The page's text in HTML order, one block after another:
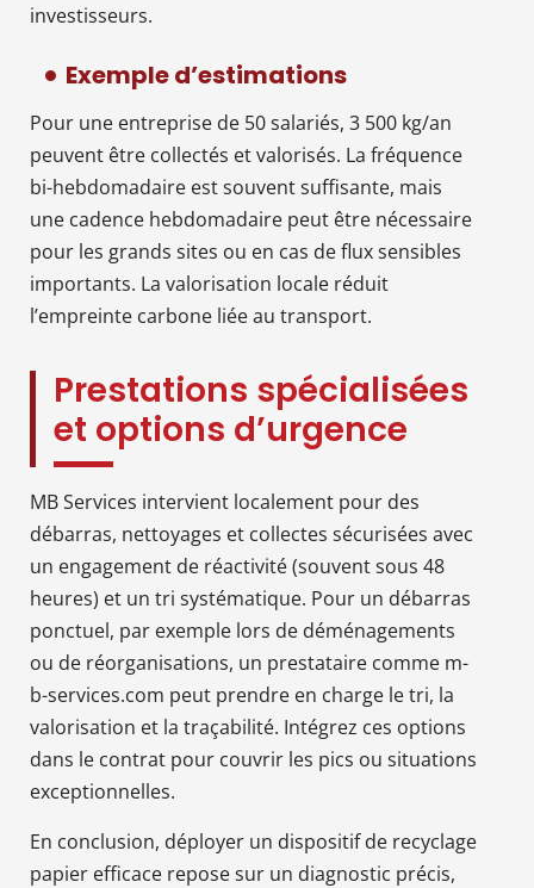
investisseurs.
Exemple d’estimations
Pour une entreprise de 50 salariés, 3 500 kg/an
peuvent être collectés et valorisés. La fréquence
bi-hebdomadaire est souvent suffisante, mais
une cadence hebdomadaire peut être nécessaire
pour les grands sites ou en cas de flux sensibles
importants. La valorisation locale réduit
l’empreinte carbone liée au transport.
Prestations spécialisées
et options d’urgence
MB Services intervient localement pour des
débarras, nettoyages et collectes sécurisées avec
un engagement de réactivité (souvent sous 48
heures) et un tri systématique. Pour un débarras
ponctuel, par exemple lors de déménagements
ou de réorganisations, un prestataire comme m-
b-services.com peut prendre en charge le tri, la
valorisation et la traçabilité. Intégrez ces options
dans le contrat pour couvrir les pics ou situations
exceptionnelles.
En conclusion, déployer un dispositif de recyclage
papier efficace repose sur un diagnostic précis,